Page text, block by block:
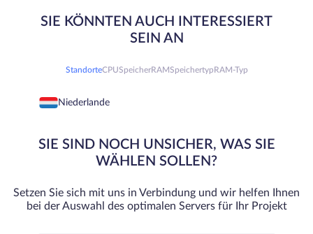
SIE KÖNNTEN AUCH INTERESSIERT
SEIN AN
StandorteCPUSpeicherRAMSpeichertypRAM-Typ
Niederlande
SIE SIND NOCH UNSICHER, WAS SIE
WÄHLEN SOLLEN?
Setzen Sie sich mit uns in Verbindung und wir helfen Ihnen
bei der Auswahl des optimalen Servers für Ihr Projekt